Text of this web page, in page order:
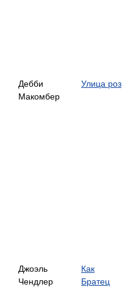
Дебби
Макомбер
Улица роз
Джоэль
Чендлер
Как
Братец